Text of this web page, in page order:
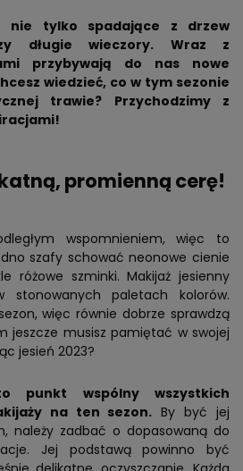
nie tylko spadające z drzew
długie wieczory. Wraz z
przybywają do nas nowe
wiedzieć, co w tym sezonie
trawie? Przychodzimy z
promienną cerę!
wspomnieniem, więc to
szafy schować neonowe cienie
różowe szminki. Makijaż jesienny
paletach kolorów.
więc równie dobrze sprawdzą
jeszcze musisz pamiętać w swojej
jesień 2023?
punkt wspólny wszystkich
na ten sezon. By być jej
należy zadbać o dopasowaną do
Jej podstawą powinno być